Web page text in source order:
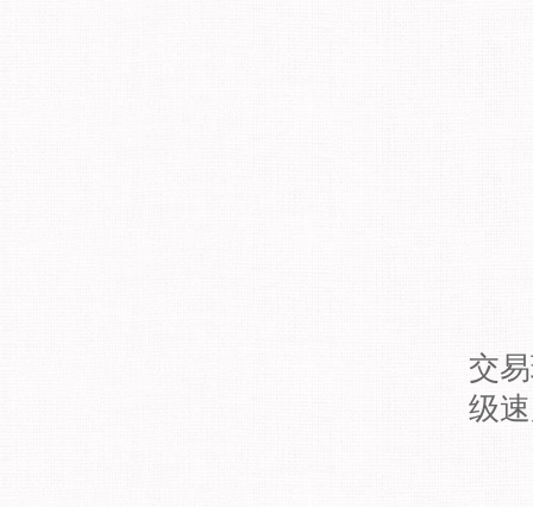
交
级